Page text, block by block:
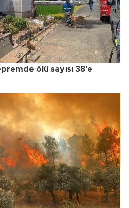
ölü sayısı 38'e